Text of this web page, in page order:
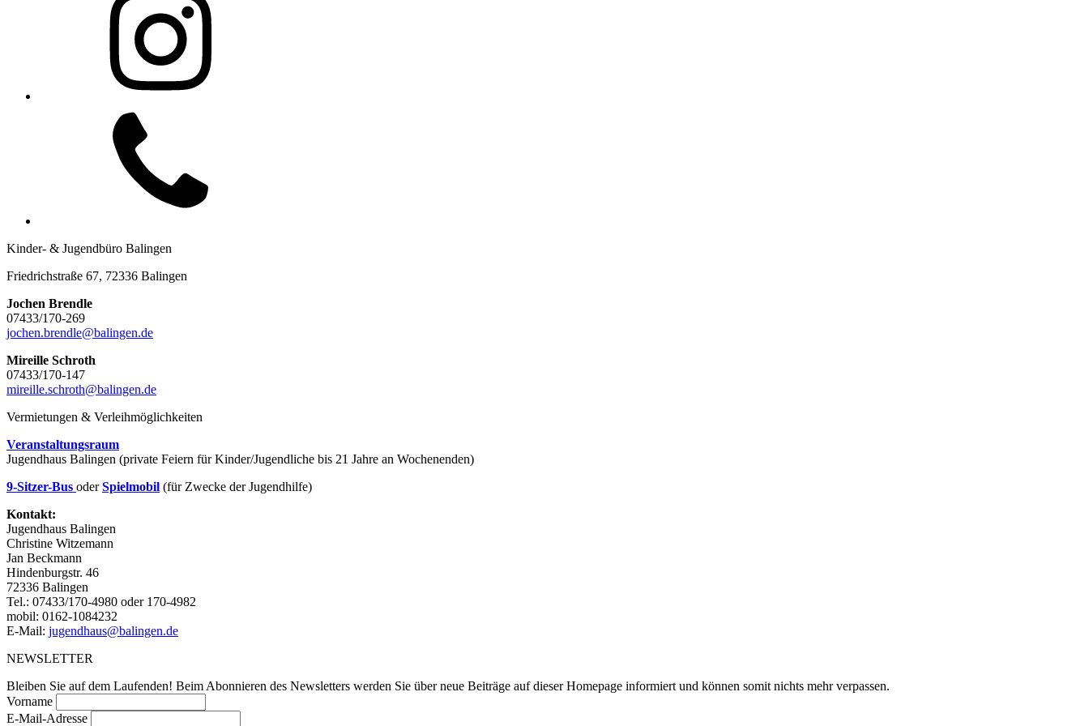
Kinder- & Jugendbüro Balingen
Friedrichstraße 67, 72336 Balingen
Jochen Brendle
07433/170-269
jochen.brendle@balingen.de
Mireille Schroth
07433/170-147
mireille.schroth@balingen.de
Vermietungen & Verleihmöglichkeiten
Veranstaltungsraum
Jugendhaus Balingen (private Feiern für Kinder/Jugendliche bis 21 Jahre an Wochenenden)
9-Sitzer-Bus oderSpielmobil (für Zwecke der Jugendhilfe)
Kontakt:
Jugendhaus Balingen
Christine Witzemann
Jan Beckmann
Hindenburgstr. 46
72336 Balingen
Tel.: 07433/170-4980 oder 170-4982
mobil: 0162-1084232
E-Mail: jugendhaus@balingen.de
NEWSLETTER
Bleiben Sie auf dem Laufenden! Beim Abonnieren des Newsletters werden Sie über neue Beiträge auf dieser Homepage informiert und können somit nichts mehr verpassen.
Vorname
E-Mail-Adresse